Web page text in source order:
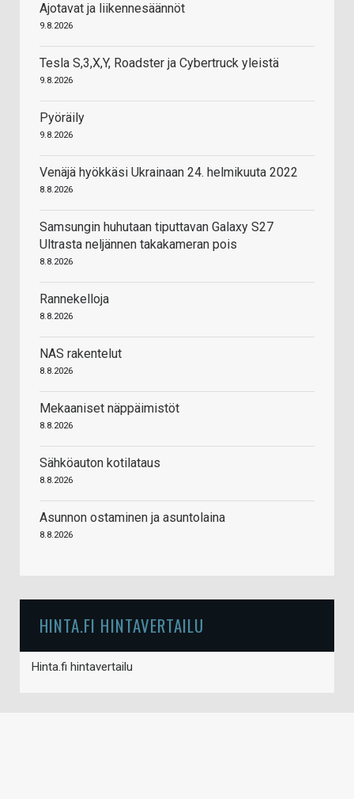
Ajotavat ja liikennesäännöt
9.8.2026
Tesla S,3,X,Y, Roadster ja Cybertruck yleistä
9.8.2026
Pyöräily
9.8.2026
Venäjä hyökkäsi Ukrainaan 24. helmikuuta 2022
8.8.2026
Samsungin huhutaan tiputtavan Galaxy S27
Ultrasta neljännen takakameran pois
8.8.2026
Rannekelloja
8.8.2026
NAS rakentelut
8.8.2026
Mekaaniset näppäimistöt
8.8.2026
Sähköauton kotilataus
8.8.2026
Asunnon ostaminen ja asuntolaina
8.8.2026
HINTA.FI HINTAVERTAILU
Hinta.fi hintavertailu